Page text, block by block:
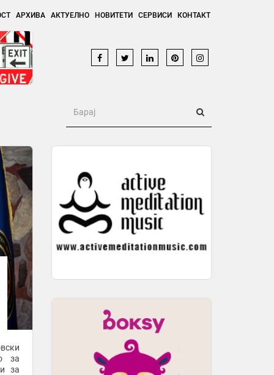
АРХИВА АКТУЕЛНО НОВИТЕТИ СЕРВИСИ КОНТАКТ
за
за